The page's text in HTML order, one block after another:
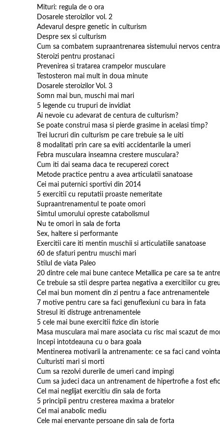
Mituri: regula de o ora
Dosarele steroizilor vol. 2
Adevarul despre genetic in culturism
Despre sex si culturism
Cum sa combatem supraantrenarea sistemului nervos
Steroizi pentru prostanaci
Prevenirea si tratarea crampelor musculare
Testosteron mai mult in doua minute
Dosarele steroizilor Vol. 3
Somn mai bun, muschi mai mari
5 legende cu trupuri de invidiat
Ai nevoie cu adevarat de centura de culturism?
Se poate construi masa si pierde grasime in acelasi timp?
Trei lucruri din culturism pe care trebuie sa le uiti
8 modalitati prin care sa eviti accidentarile la umeri
Febra musculara inseamna crestere musculara?
Cum iti dai seama daca te recuperezi corect
Metode practice pentru a avea articulatii sanatoase
Cei mai puternici sportivi din 2014
5 exercitii cu reputatii proaste nemeritate
Supraantrenamentul te poate omori
Simtul umorului opreste catabolismul
Nu te omori in sala de forta
Sex, haltere si performante
Exercitii care iti mentin muschii si articulatiile sanatoase
60 de sfaturi pentru muschi mari
Stilul de viata Paleo
20 dintre cele mai bune cantece Metallica pe care sa te
Ce trebuie sa stii despre partea negativa a exercitiilor cu
Cel mai bun moment din zi pentru a face antrenamentele
7 motive pentru care sa faci genuflexiuni cu bara in fata
Stresul iti distruge antrenamentele
5 cele mai bune exercitii fizice din istorie
Masa musculara mai mare asociata cu risc mai scazut de
Incepi intotdeauna cu o bara goala
Mentinerea motivarii la antrenamente: ce sa faci cand
Culturisti mari si morti
Cum sa rezolvi durerile de umeri cand impingi
Cum sa judeci daca un antrenament de hipertrofie a fost
Cel mai neglijat exercitiu din sala de forta
5 principii pentru cresterea maxima a bratelor
Cel mai anabolic mediu
Cele mai enervante persoane din sala de forta